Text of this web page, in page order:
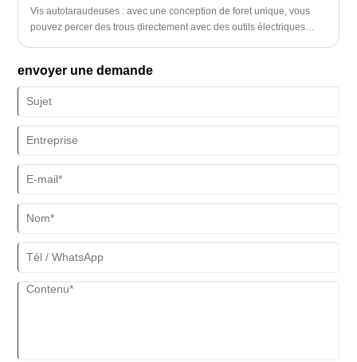
Vis autotaraudeuses : avec une conception de foret unique, vous
pouvez percer des trous directement avec des outils électriques
envoyer une demande